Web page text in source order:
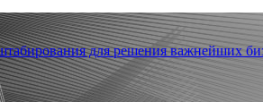
для решения важнейших